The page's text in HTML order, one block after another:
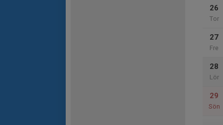
26
Tor
27
Fre
28
Lör
29
Sön